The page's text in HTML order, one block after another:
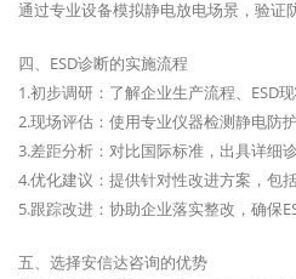
通过专业设备模拟静电放电场景，验证
四、ESD诊断的实施流程
1.初步调研：了解企业生产流程、ESD现
2.现场评估：使用专业仪器检测静电防护
3.差距分析：对比国际标准，出具详细诊
4.优化建议：提供针对性改进方案，包
5.跟踪改进：协助企业落实整改，确保
五、选择安信达咨询的优势